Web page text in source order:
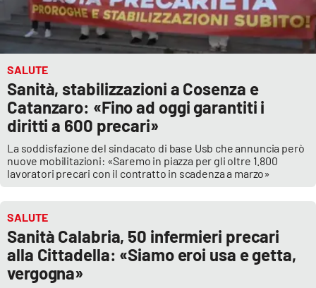
SALUTE
Sanità, stabilizzazioni a Cosenza e
Catanzaro: «Fino ad oggi garantiti i
diritti a 600 precari»
La soddisfazione del sindacato di base Usb che annuncia però
nuove mobilitazioni: «Saremo in piazza per gli oltre 1.800
lavoratori precari con il contratto in scadenza a marzo»
SALUTE
Sanità Calabria, 50 infermieri precari
alla Cittadella: «Siamo eroi usa e getta,
vergogna»